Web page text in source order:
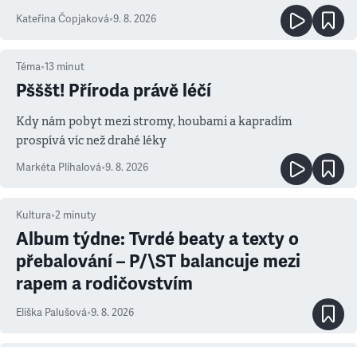
Kateřina Čopjaková•9. 8. 2026
Téma•13 minut
Pšššt! Příroda právě léčí
Kdy nám pobyt mezi stromy, houbami a kapradím
prospívá víc než drahé léky
Markéta Plíhalová•9. 8. 2026
Kultura•2 minuty
Album týdne: Tvrdé beaty a texty o
přebalování – P/\ST balancuje mezi
rapem a rodičovstvím
Eliška Palušová•9. 8. 2026